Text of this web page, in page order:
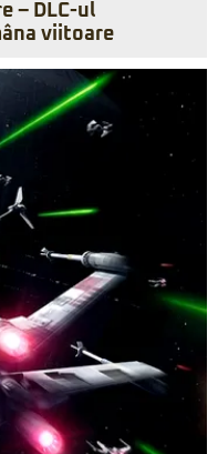
– DLC-ul
viitoare